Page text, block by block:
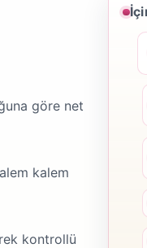
göre net
kalem
kontrollü